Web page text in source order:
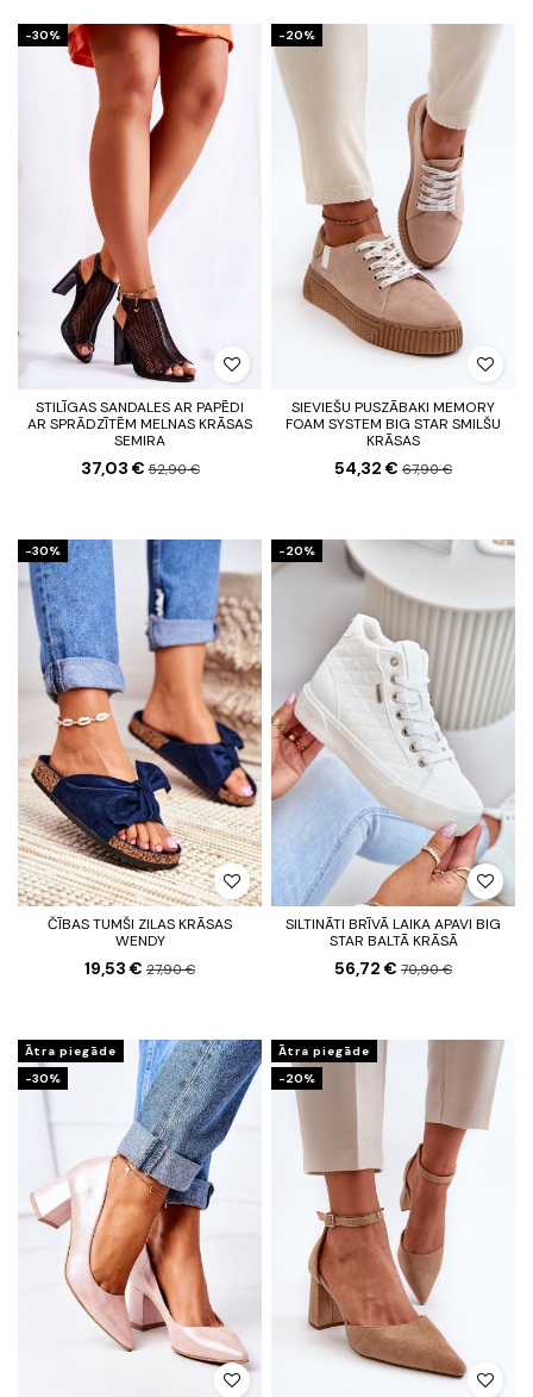
-30%
STILĪGAS SANDALES AR PAPĒDI
AR SPRĀDZĪTĒM MELNAS KRĀSAS
SEMIRA
37,03 €52,90 €
-20%
SIEVIEŠU PUSZĀBAKI MEMORY
FOAM SYSTEM BIG STAR SMILŠU
KRĀSAS
54,32 € 67,90 €
-30%
ČĪBAS TUMŠI ZILAS KRĀSAS
WENDY
19,53 € 27,90 €
-20%
SILTINĀTI BRĪVĀ LAIKA APAVI BIG
STAR BALTĀ KRĀSĀ
56,72 € 70,90 €
Ātra piegāde
-30%
Ātra piegāde
-20%